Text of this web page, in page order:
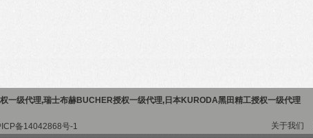
一级代理,瑞士布赫BUCHER授权一级代理, 日本KURODA黑田精工授权一级代理
ICP备14042868号-1 关于我们